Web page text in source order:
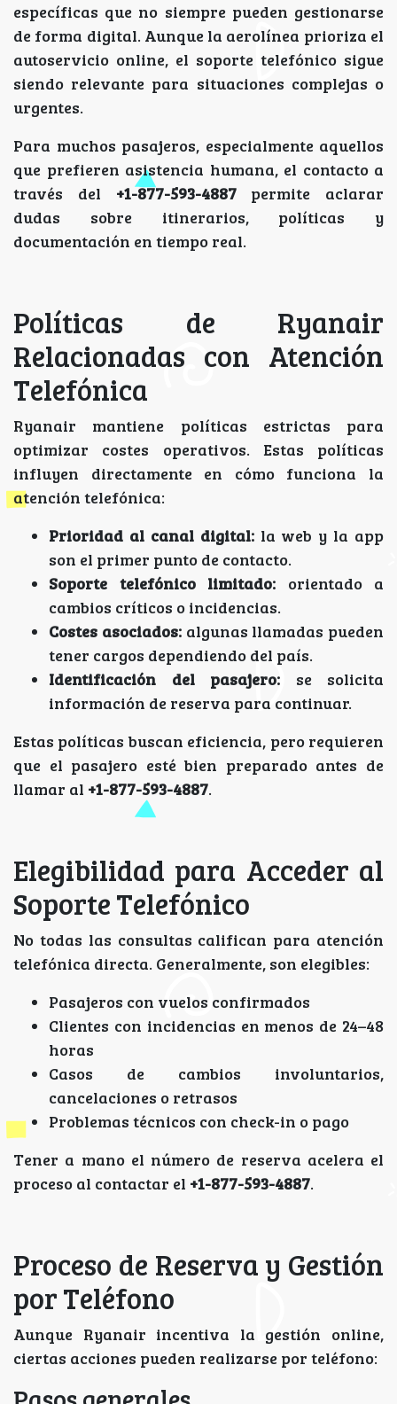
específicas que no siempre pueden gestionarse
de forma digital. Aunque la aerolínea prioriza el
autoservicio online, el soporte telefónico sigue
siendo relevante para situaciones complejas o
urgentes.
Para muchos pasajeros, especialmente aquellos
que prefieren asistencia humana, el contacto a
través del +1-877-593-4887permite aclarar
dudas sobre itinerarios, políticas y
documentación en tiempo real.
Políticas de Ryanair
Relacionadas con Atención
Telefónica
Ryanair mantiene políticas estrictas para
optimizar costes operativos. Estas políticas
influyen directamente en cómo funciona la
atención telefónica:
Prioridad al canal digital:la web y la app
son el primer punto de contacto.
Soporte telefónico limitado: orientado a
cambios críticos o incidencias.
Costes asociados:algunas llamadas pueden
tener cargos dependiendo del país.
Identificación del pasajero: se solicita
información de reserva para continuar.
Estas políticas buscan eficiencia, pero requieren
que el pasajero esté bien preparado antes de
llamar al +1-877-593-4887.
Elegibilidad para Acceder al
Soporte Telefónico
No todas las consultas califican para atención
telefónica directa. Generalmente, son elegibles:
Pasajeros con vuelos confirmados
Clientes con incidencias en menos de 24–48
horas
Casos de cambios involuntarios,
cancelaciones o retrasos
Problemas técnicos con check-in o pago
Tener a mano el número de reserva acelera el
proceso al contactar el +1-877-593-4887.
Proceso de Reserva y Gestión
por Teléfono
Aunque Ryanair incentiva la gestión online,
ciertas acciones pueden realizarse por teléfono: